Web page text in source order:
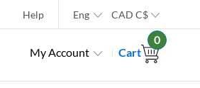
Help Eng CAD C$
My Account Cart
0